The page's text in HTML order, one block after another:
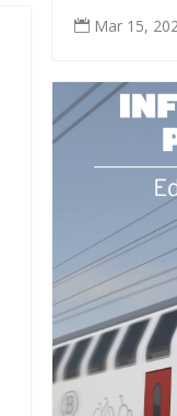
 Mar 15,